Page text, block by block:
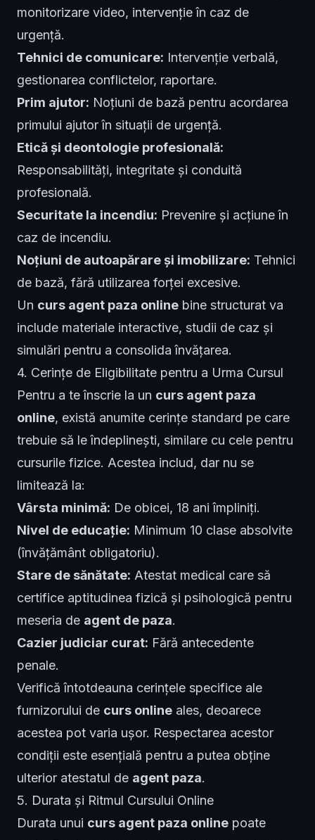
monitorizare video, intervenție în caz de
urgență.
Tehnici de comunicare: Intervenție verbală,
gestionarea conflictelor, raportare.
Prim ajutor: Noțiuni de bază pentru acordarea
primului ajutor în situații de urgență.
Etică și deontologie profesională:
Responsabilități, integritate și conduită
profesională.
Securitate la incendiu: Prevenire și acțiune în
caz de incendiu.
Noțiuni de autoapărare și imobilizare: Tehnici
de bază, fără utilizarea forței excesive.
Un curs agent paza online bine structurat va
include materiale interactive, studii de caz și
simulări pentru a consolida învățarea.
4. Cerințe de Eligibilitate pentru a Urma Cursul
Pentru a te înscrie la un curs agent paza
online, există anumite cerințe standard pe care
trebuie să le îndeplinești, similare cu cele pentru
cursurile fizice. Acestea includ, dar nu se
limitează la:
Vârsta minimă: De obicei, 18 ani împliniți.
Nivel de educație: Minimum 10 clase absolvite
(învățământ obligatoriu).
Stare de sănătate: Atestat medical care să
certifice aptitudinea fizică și psihologică pentru
meseria de agent de paza.
Cazier judiciar curat: Fără antecedente
penale.
Verifică întotdeauna cerințele specifice ale
furnizorului de curs online ales, deoarece
acestea pot varia ușor. Respectarea acestor
condiții este esențială pentru a putea obține
ulterior atestatul de agent paza.
5. Durata și Ritmul Cursului Online
Durata unui curs agent paza online poate